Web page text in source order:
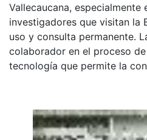
Vallecaucana, especialmente
investigadores que visitan la
uso y consulta permanente.
colaborador en el proceso
tecnología que permite la